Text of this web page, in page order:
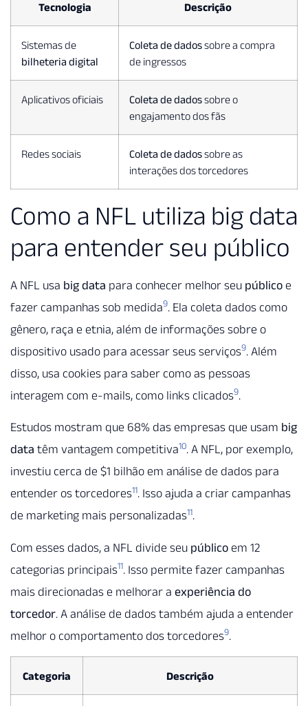
Tecnologia Descrição
Sistemas de
bilheteria digital
Coleta de dadossobre a compra
de ingressos
Aplicativos oficiais Coleta de dadossobre o
engajamento dos fãs
Redes sociais Coleta de dadossobre as
interações dos torcedores
Como a NFL utiliza big data
para entender seu público
A NFL usa big data para conhecer melhor seu público e
fazer campanhas sob medida9. Ela coleta dados como
gênero, raça e etnia, além de informações sobre o
dispositivo usado para acessar seus serviços9. Além
disso, usa cookies para saber como as pessoas
interagem com e-mails, como links clicados9.
Estudos mostram que 68% das empresas que usam big
data têm vantagem competitiva10. A NFL, por exemplo,
investiu cerca de $1 bilhão em análise de dados para
entender os torcedores11. Isso ajuda a criar campanhas
de marketing mais personalizadas11.
Com esses dados, a NFL divide seu público em 12
categorias principais11. Isso permite fazer campanhas
mais direcionadas e melhorar a experiência do
torcedor. A análise de dados também ajuda a entender
melhor o comportamento dos torcedores9.
Categoria Descrição